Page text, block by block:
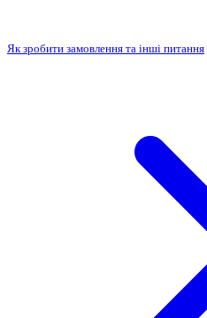
Як зробити замовлення та інші питання